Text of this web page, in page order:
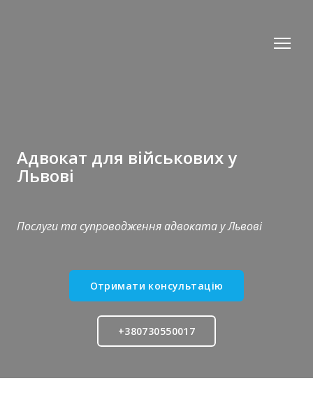
Адвокат для військових у
Львові
Послуги та супроводження адвоката у Львові
Отримати консультацію
+380730550017